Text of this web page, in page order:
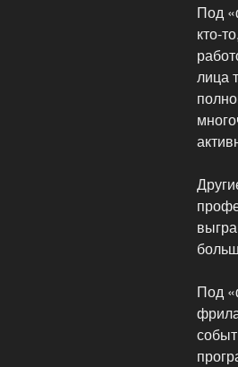
Под
кто-
лица
Под